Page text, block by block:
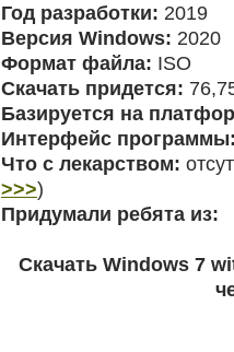
Год разработки: 2019
Версия Windows: 2020
Формат файла: ISO
Скачать придется:
Базируется на
Интерфейс
Что с лекарством:
>>>)
Придумали ребята из:
Скачать Windows 7